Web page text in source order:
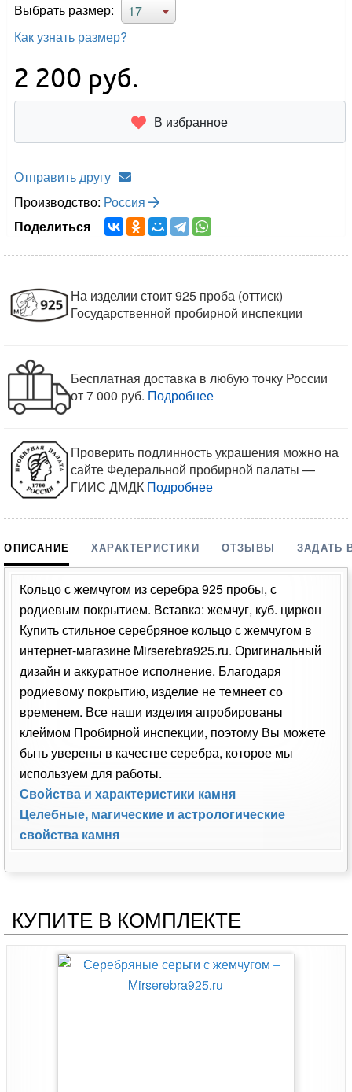
Выбрать размер:
17
Как узнать размер?
2 200 руб.
В избранное
Отправить другу
Производство: Россия
Поделиться
На изделии стоит 925 проба (оттиск)
Государственной пробирной инспекции
Бесплатная доставка в любую точку России
от 7 000 руб. Подробнее
Проверить подлинность украшения можно на
сайте Федеральной пробирной палаты —
ГИИС ДМДК Подробнее
ОПИСАНИЕ ХАРАКТЕРИСТИКИ ОТЗЫВЫ ЗАДАТЬ
Кольцо с жемчугом из серебра 925 пробы, с
родиевым покрытием. Вставка: жемчуг, куб. циркон
Купить стильное серебряное кольцо с жемчугом в
интернет-магазине Mirserebra925.ru. Оригинальный
дизайн и аккуратное исполнение. Благодаря
родиевому покрытию, изделие не темнеет со
временем. Все наши изделия апробированы
клеймом Пробирной инспекции, поэтому Вы можете
быть уверены в качестве серебра, которое мы
используем для работы.
Свойства и характеристики камня
Целебные, магические и астрологические
свойства камня
КУПИТЕ В КОМПЛЕКТЕ